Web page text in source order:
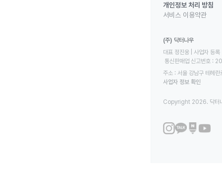
개인정보 처리 방침
서비스 이용약관
(주) 닥터나우
대표 정진웅 | 사업자
통신판매업 신고번호
주소 : 서울 강남구 테헤
사업자 정보 확인
Copyright 2026. 닥터